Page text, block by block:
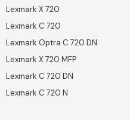
Lexmark X 720
Lexmark C 720
Lexmark Optra C 720 DN
Lexmark X 720 MFP
Lexmark C 720 DN
Lexmark C 720 N